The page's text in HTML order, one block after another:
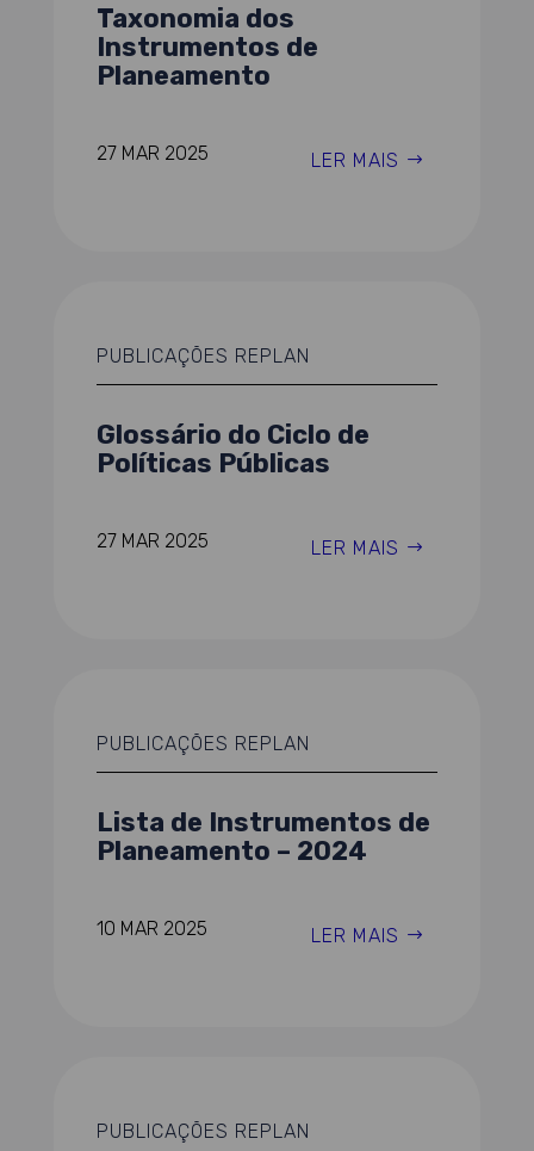
Taxonomia dos
Instrumentos de
Planeamento
27 MAR 2025 LER MAIS
PUBLICAÇÕES REPLAN
Glossário do Ciclo de
Políticas Públicas
27 MAR 2025 LER MAIS
PUBLICAÇÕES REPLAN
Lista de Instrumentos de
Planeamento – 2024
10 MAR 2025 LER MAIS
PUBLICAÇÕES REPLAN